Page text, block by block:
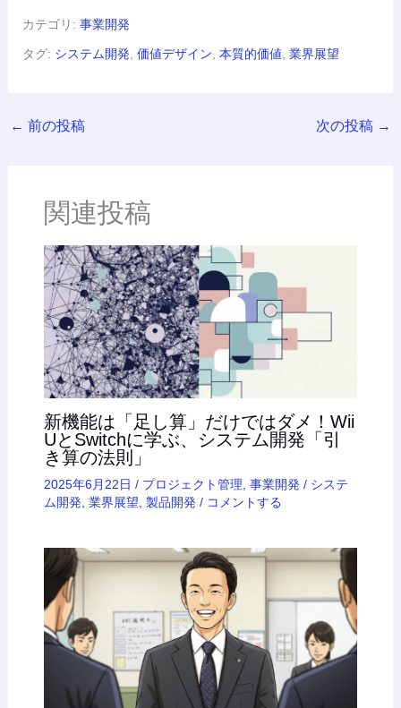
カテゴリ: 事業開発
タグ: システム開発 価値デザイン 本質的価値 業界展望
← 前の投稿 次の投稿 →
関連投稿
新機能は「足し算」だけではダメ！Wii
UとSwitchに学ぶ、システム開発「引
き算の法則」
2025年6月22日 / プロジェクト管理 事業開発 / システ
ム開発 業界展望 製品開発 / コメントする